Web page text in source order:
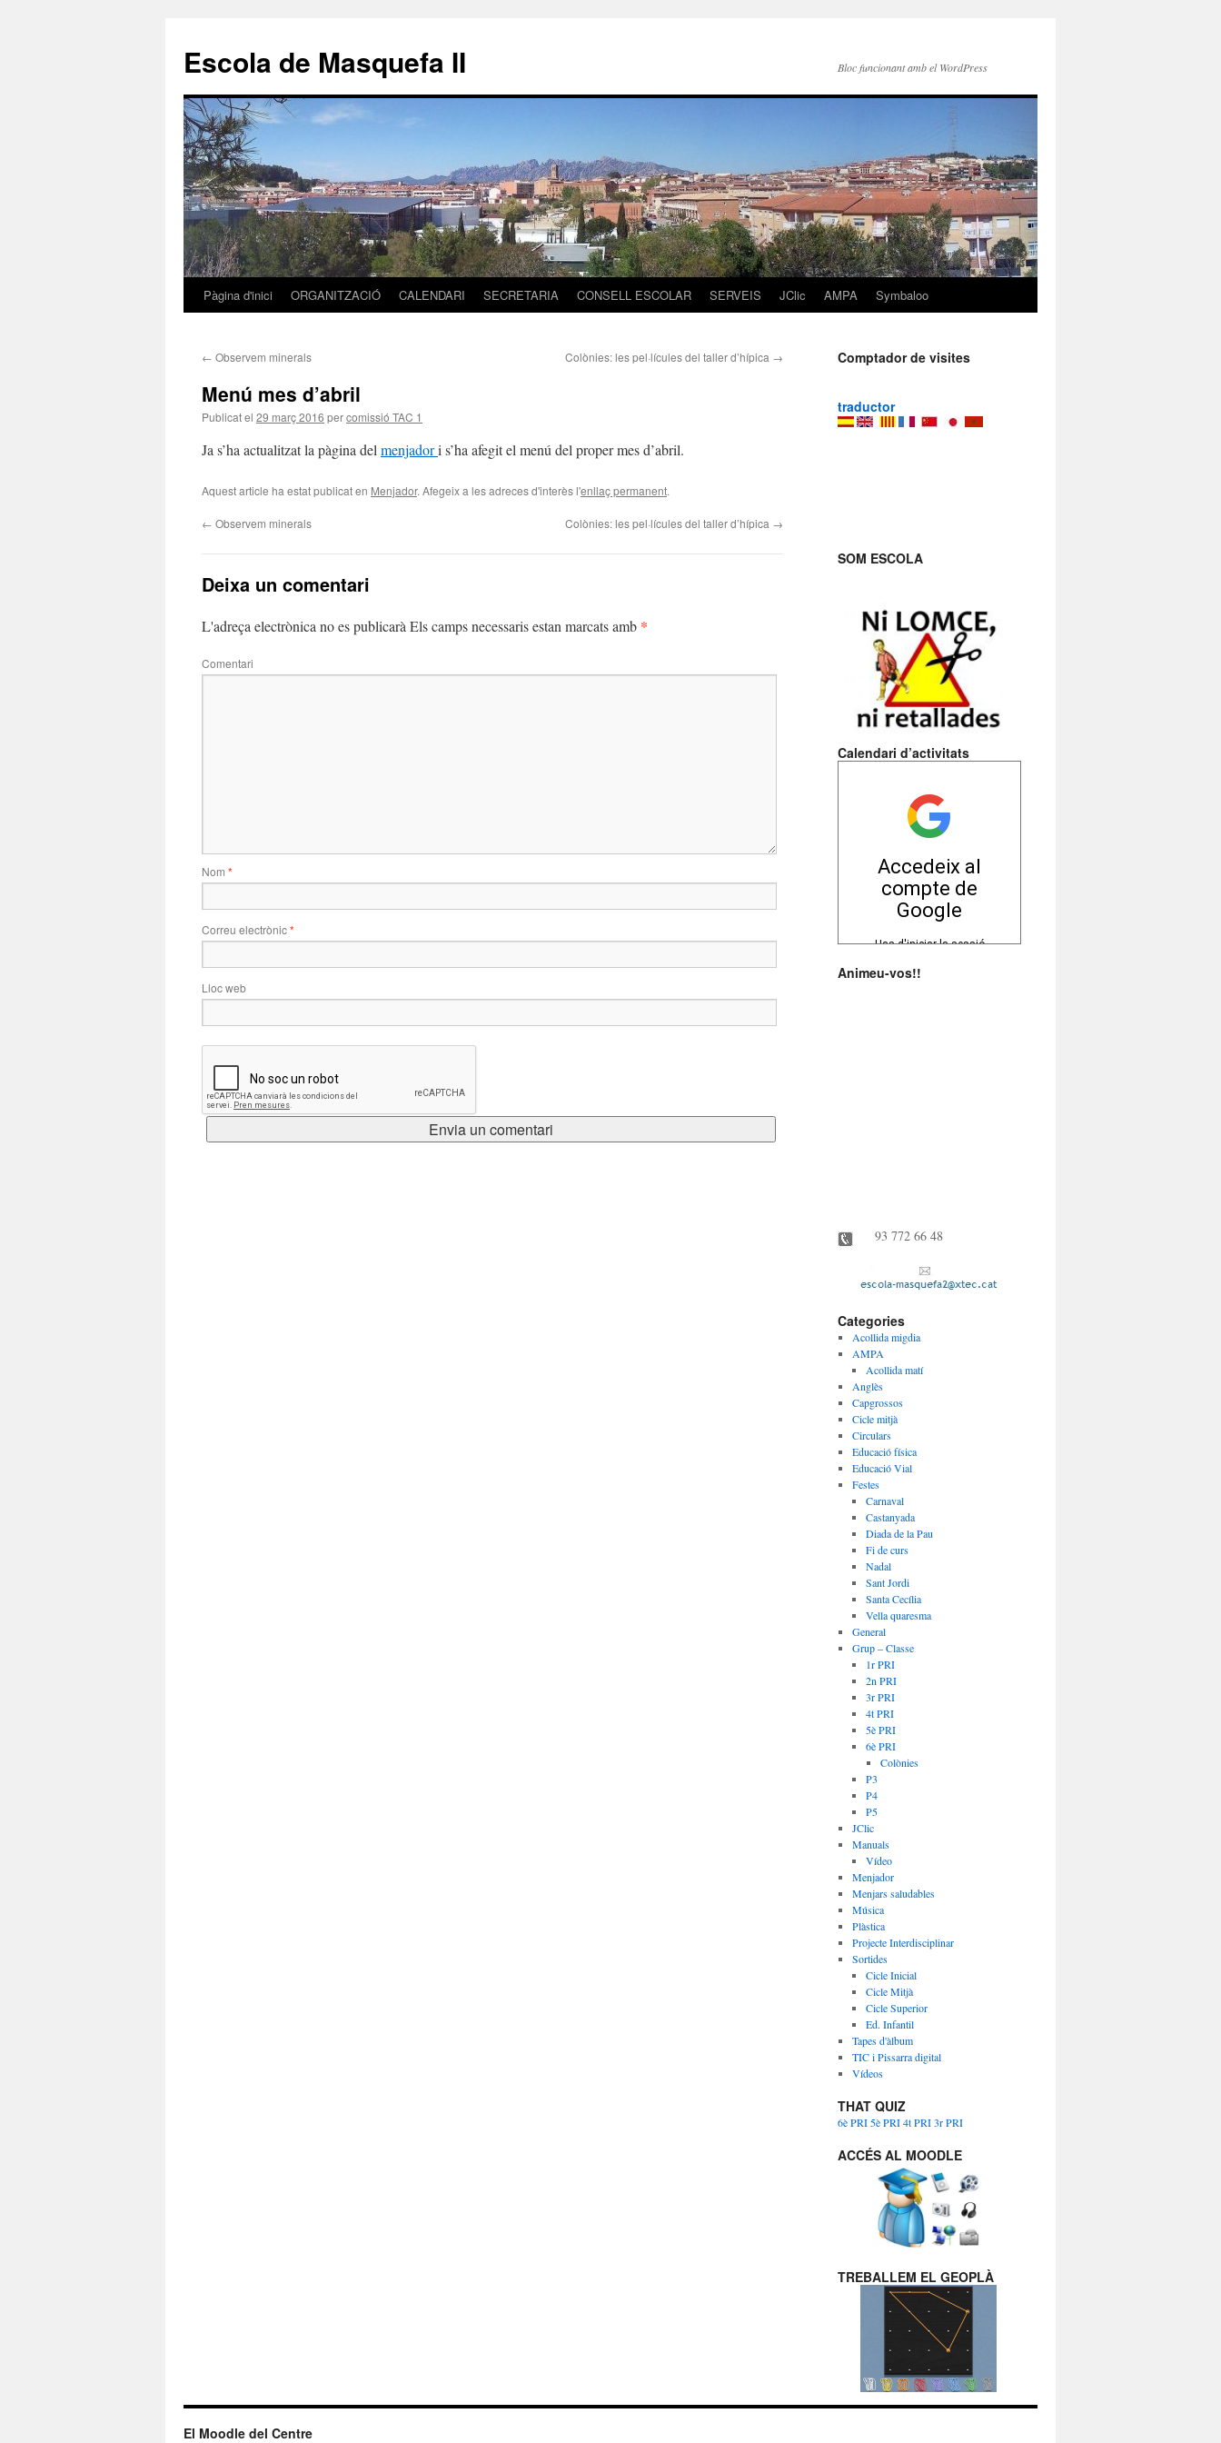
Escola de Masquefa II Bloc funcionant amb el WordPress
Vés
contingut
Pàgina d'inici ORGANITZACIÓ CALENDARI SECRETARIA CONSELL ESCOLAR SERVEIS JClic AMPA Symbaloo
← Observem minerals Colònies: les pel·lícules del taller d’hípica →
Menú mes d’abril
Publicat el 29 març 2016 percomissió TAC 1
Ja s’ha actualitzat la pàgina del menjadori s’ha afegit el menú del proper mes d’abril.
Aquest article ha estat publicat en Menjador. Afegeix a les adreces d'interès l'enllaç permanent.
← Observem minerals Colònies: les pel·lícules del taller d’hípica →
Deixa un comentari
L'adreça electrònica no es publicarà Els camps necessaris estan marcats amb *
Comentari
Nom *
Correu electrònic*
Lloc web
Comptador de visites
traductor
SOM ESCOLA
Calendari d’activitats
Animeu-vos!!
93 772 66 48
Categories
Acollida migdia
AMPA
Acollida matí
Anglès
Capgrossos
Cicle mitjà
Circulars
Educació física
Educació Vial
Festes
Carnaval
Castanyada
Diada de la Pau
Fi de curs
Nadal
Sant Jordi
Santa Cecília
Vella quaresma
General
Grup – Classe
1r PRI
2n PRI
3r PRI
4t PRI
5è PRI
6è PRI
Colònies
P3
P4
P5
JClic
Manuals
Vídeo
Menjador
Menjars saludables
Música
Plàstica
Projecte Interdisciplinar
Sortides
Cicle Inicial
Cicle Mitjà
Cicle Superior
Ed. Infantil
Tapes d'àlbum
TIC i Pissarra digital
Vídeos
THAT QUIZ
6è PRI 5è PRI4t PRI3r PRI
ACCÉS AL MOODLE
TREBALLEM EL GEOPLÀ
El Moodle del Centre